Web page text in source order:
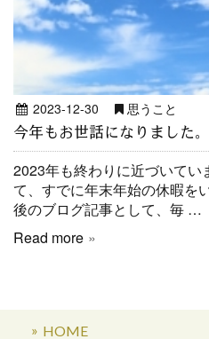
2023-12-30 思うこと
今年もお世話になりました。
2023年も終わりに近づいてい
て、すでに年末年始の休暇を
後のブログ記事として、毎 …
Read more
HOME